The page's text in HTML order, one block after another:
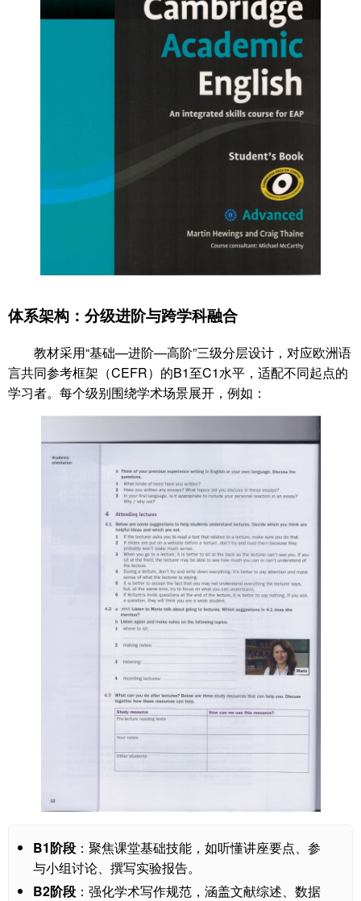
体系架构：分级进阶与跨学科融合
教材采用“基础—进阶—高阶”三级分层设计，对应欧洲语
言共同参考框架（CEFR）的B1至C1水平，适配不同起点的
学习者。每个级别围绕学术场景展开，例如：
B1阶段 ：聚焦课堂基础技能，如听懂讲座要点、参
与小组讨论、撰写实验报告。
B2阶段 ：强化学术写作规范，涵盖文献综述、数据